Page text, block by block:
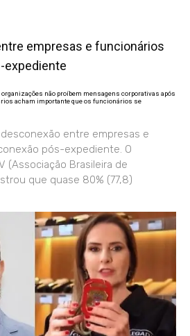
empresas e funcionários
expediente
organizações não proíbem mensagens corporativas após
acham importante que os funcionários se
entre empresas e
pós-expediente. O
(Associação Brasileira de
que quase 80% (77,8)